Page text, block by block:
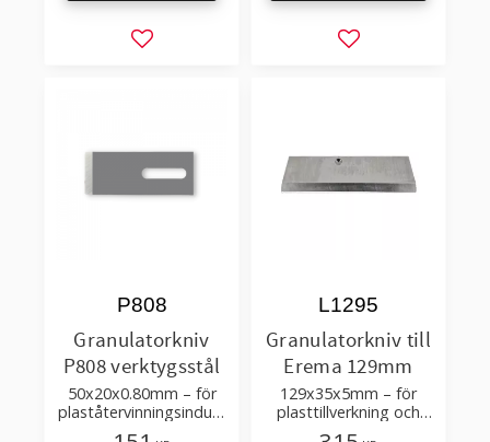
Lägg till i favoriter Lägg till i
Granulatorkniv
P808 verktygsstål
50x20x0.80mm – för
plaståtervinningsindust
rin
P808
Granulatorkniv till
Erema 129mm
129x35x5mm – för
plasttillverkning och
återvinning
L1295